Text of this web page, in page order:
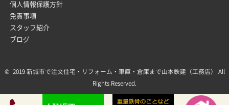
個人情報保護方針
免責事項
スタッフ紹介
ブログ
© 2019 新城市で注文住宅・リフォーム・車庫・倉庫まで山本鉄建（工務店） All
Rights Reserved.